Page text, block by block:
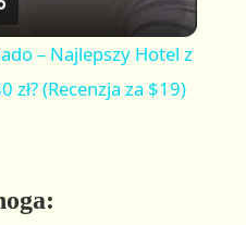
i
– Najlepszy Hotel z
zł? (Recenzja za $19)